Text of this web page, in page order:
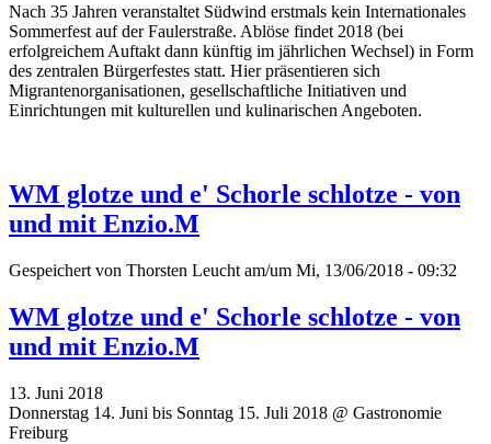
Nach 35 Jahren veranstaltet Südwind erstmals kein Internationales
Sommerfest auf der Faulerstraße. Ablöse findet 2018 (bei
erfolgreichem Auftakt dann künftig im jährlichen Wechsel) in Form
des zentralen Bürgerfestes statt. Hier präsentieren sich
Migrantenorganisationen, gesellschaftliche Initiativen und
Einrichtungen mit kulturellen und kulinarischen Angeboten.
WM glotze und e' Schorle schlotze - von
und mit Enzio.M
Gespeichert von Thorsten Leucht am/um Mi, 13/06/2018 - 09:32
WM glotze und e' Schorle schlotze - von
und mit Enzio.M
13. Juni 2018
Donnerstag 14. Juni bis Sonntag 15. Juli 2018 @ Gastronomie
Freiburg